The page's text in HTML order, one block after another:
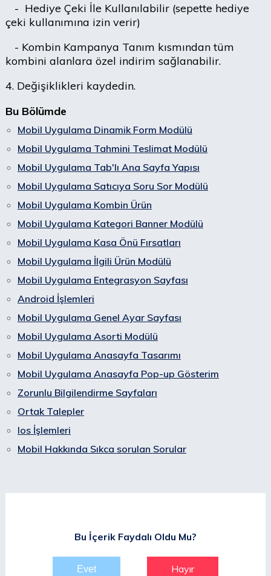
- Hediye Çeki İle Kullanılabilir (sepette hediye
çeki kullanımına izin verir)
- Kombin Kampanya Tanım kısmından tüm
kombini alanlara özel indirim sağlanabilir.
4. Değişiklikleri kaydedin.
Bu Bölümde
Mobil Uygulama Dinamik Form Modülü
Mobil Uygulama Tahmini Teslimat Modülü
Mobil Uygulama Tab'lı Ana Sayfa Yapısı
Mobil Uygulama Satıcıya Soru Sor Modülü
Mobil Uygulama Kombin Ürün
Mobil Uygulama Kategori Banner Modülü
Mobil Uygulama Kasa Önü Fırsatları
Mobil Uygulama İlgili Ürün Modülü
Mobil Uygulama Entegrasyon Sayfası
Android İşlemleri
Mobil Uygulama Genel Ayar Sayfası
Mobil Uygulama Asorti Modülü
Mobil Uygulama Anasayfa Tasarımı
Mobil Uygulama Anasayfa Pop-up Gösterim
Zorunlu Bilgilendirme Sayfaları
Ortak Talepler
Ios İşlemleri
Mobil Hakkında Sıkca sorulan Sorular
Bu İçerik Faydalı Oldu Mu?
Hayır